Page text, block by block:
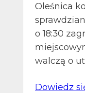
Oleśnica
o 18:30
walczą o
Dowiedz